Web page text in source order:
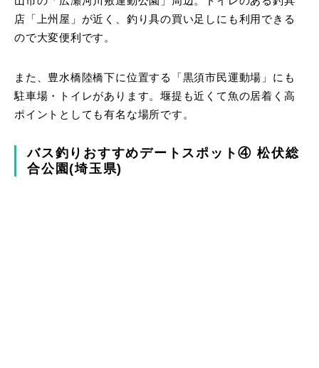
店「上州屋」が近く、釣り具の買い足しにも利用できる
ので大変便利です。
また、豊水橋陸橋下に位置する「黒須市民運動場」にも
駐車場・トイレがあります。堰提も近くて魚の居着く高
ポイントとしても有名な場所です。
バス釣りおすすめデートスポット④ 松伏総
合公園(埼玉県)